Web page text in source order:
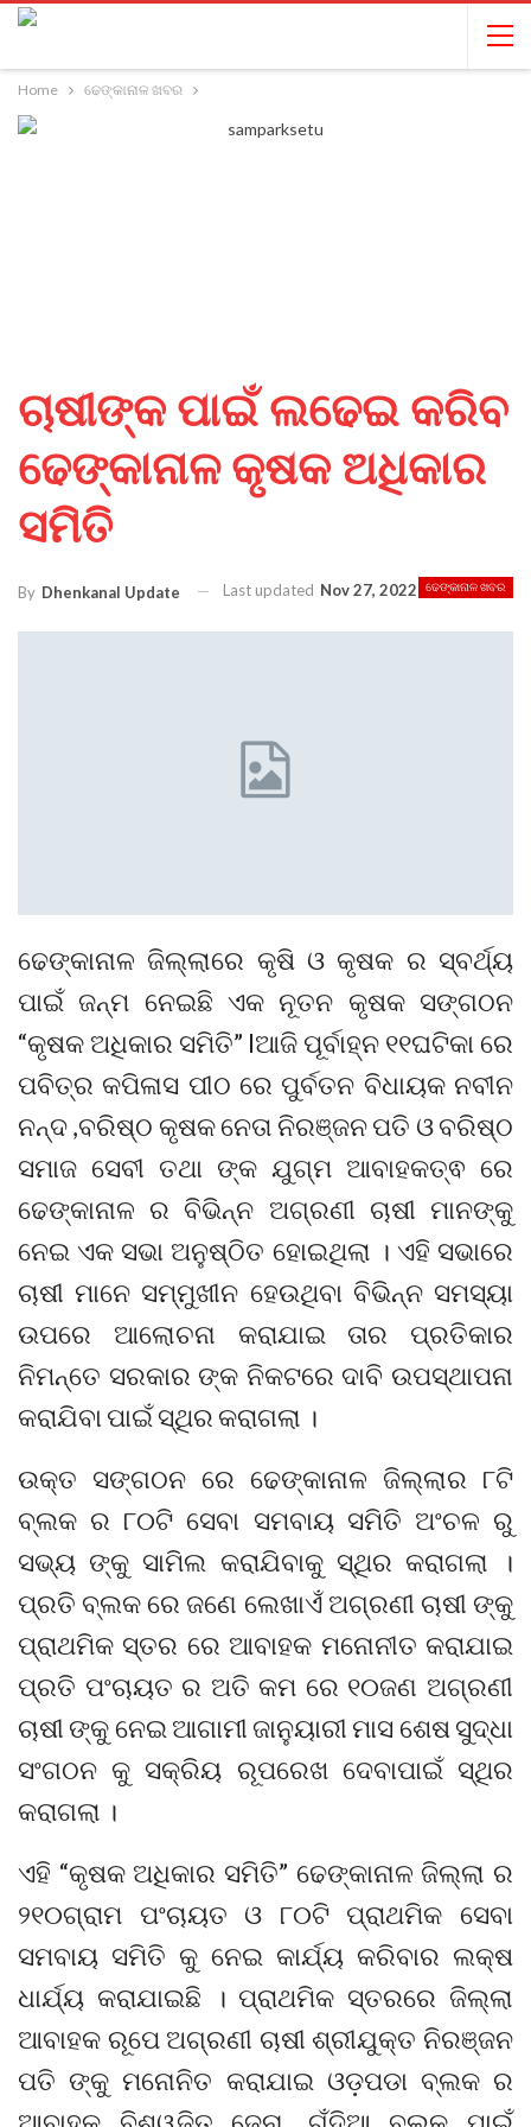
Home ଢେଙ୍କାନାଳ ଖବର
ଚାଷୀଙ୍କ ପାଇଁ ଲଢେଇ କରିବ
ଢେଙ୍କାନାଳ କୃଷକ ଅଧିକାର
ସମିତି
ଢେଙ୍କାନାଳ ଖବର
By Dhenkanal Update Last updated Nov 27, 2022
ଢେଙ୍କାନାଳ ଜିଲ୍ଲାରେ କୃଷି ଓ କୃଷକ ର ସ୍ବର୍ଥ୍ୟ
ପାଇଁ ଜନ୍ମ ନେଇଛି ଏକ ନୂତନ କୃଷକ ସଙ୍ଗଠନ
“କୃଷକ ଅଧିକାର ସମିତି” lଆଜି ପୂର୍ବାହ୍ନ ୧୧ଘଟିକା ରେ
ପବିତ୍ର କପିଳାସ ପୀଠ ରେ ପୁର୍ବତନ ବିଧାୟକ ନବୀନ
ନନ୍ଦ ,ବରିଷ୍ଠ କୃଷକ ନେତା ନିରଞ୍ଜନ ପତି ଓ ବରିଷ୍ଠ
ସମାଜ ସେବୀ ତଥା ଙ୍କ ଯୁଗ୍ମ ଆବାହକତ୍ଵ ରେ
ଢେଙ୍କାନାଳ ର ବିଭିନ୍ନ ଅଗ୍ରଣୀ ଚାଷୀ ମାନଙ୍କୁ
ନେଇ ଏକ ସଭା ଅନୁଷ୍ଠିତ ହୋଇଥିଲା । ଏହି ସଭାରେ
ଚାଷୀ ମାନେ ସମ୍ମୁଖୀନ ହେଉଥିବା ବିଭିନ୍ନ ସମସ୍ୟା
ଉପରେ ଆଲୋଚନା କରାଯାଇ ତାର ପ୍ରତିକାର
ନିମନ୍ତେ ସରକାର ଙ୍କ ନିକଟରେ ଦାବି ଉପସ୍ଥାପନା
କରାଯିବା ପାଇଁ ସ୍ଥିର କରାଗଲା ।
ଉକ୍ତ ସଙ୍ଗଠନ ରେ ଢେଙ୍କାନାଳ ଜିଲ୍ଲାର ୮ଟି
ବ୍ଲକ ର ୮୦ଟି ସେବା ସମବାୟ ସମିତି ଅଂଚଳ ରୁ
ସଭ୍ୟ ଙ୍କୁ ସାମିଲ କରାଯିବାକୁ ସ୍ଥିର କରାଗଲା ।
ପ୍ରତି ବ୍ଲକ ରେ ଜଣେ ଲେଖାଏଁ ଅଗ୍ରଣୀ ଚାଷୀ ଙ୍କୁ
ପ୍ରାଥମିକ ସ୍ତର ରେ ଆବାହକ ମନୋନୀତ କରାଯାଇ
ପ୍ରତି ପଂଚାୟତ ର ଅତି କମ ରେ ୧୦ଜଣ ଅଗ୍ରଣୀ
ଚାଷୀ ଙ୍କୁ ନେଇ ଆଗାମୀ ଜାନୁୟାରୀ ମାସ ଶେଷ ସୁଦ୍ଧା
ସଂଗଠନ କୁ ସକ୍ରିୟ ରୂପରେଖ ଦେବାପାଇଁ ସ୍ଥିର
କରାଗଲା ।
ଏହି “କୃଷକ ଅଧିକାର ସମିତି” ଢେଙ୍କାନାଳ ଜିଲ୍ଲା ର
୨୧୦ଗ୍ରାମ ପଂଚାୟତ ଓ ୮୦ଟି ପ୍ରାଥମିକ ସେବା
ସମବାୟ ସମିତି କୁ ନେଇ କାର୍ଯ୍ୟ କରିବାର ଲକ୍ଷ
ଧାର୍ଯ୍ୟ କରାଯାଇଛି । ପ୍ରାଥମିକ ସ୍ତରରେ ଜିଲ୍ଲା
ଆବାହକ ରୂପେ ଅଗ୍ରଣୀ ଚାଷୀ ଶ୍ରୀଯୁକ୍ତ ନିରଞ୍ଜନ
ପତି ଙ୍କୁ ମନୋନିତ କରାଯାଇ ଓଡ଼ପଡା ବ୍ଲକ ର